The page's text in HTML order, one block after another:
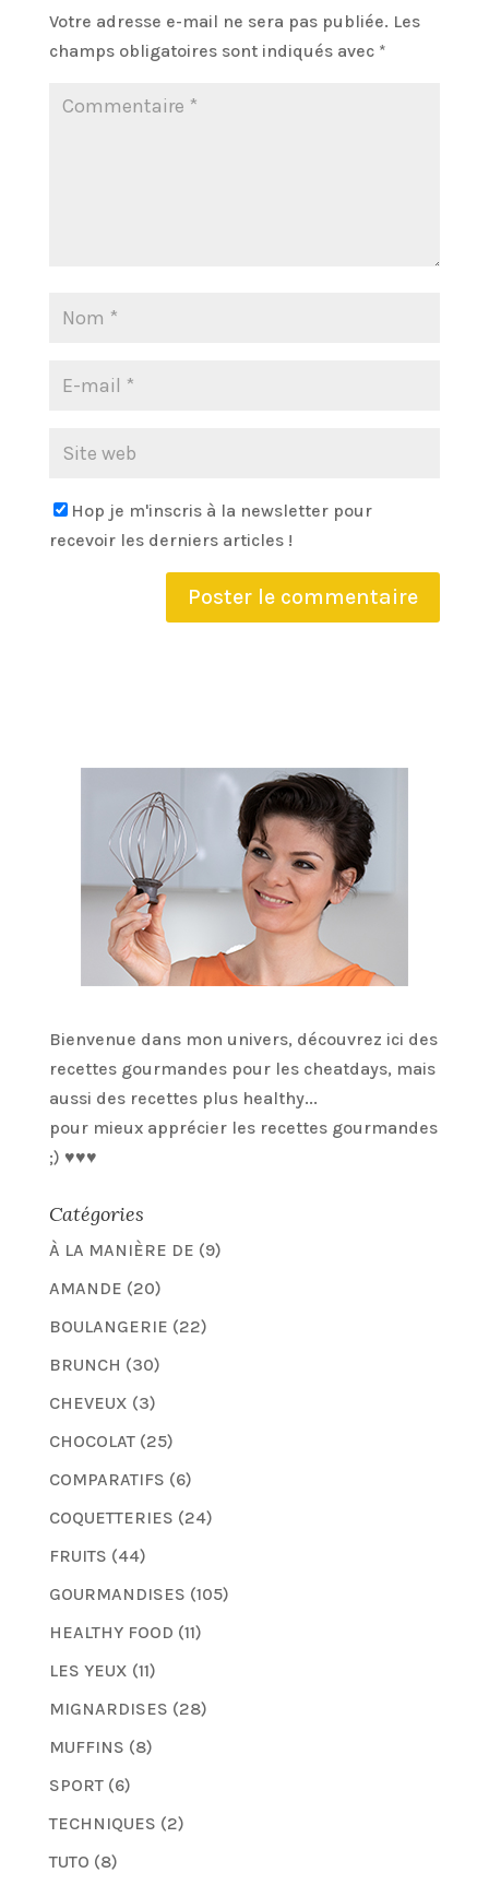
Votre adresse e-mail ne sera pas publiée. Les
champs obligatoires sont indiqués avec *
Hop je m'inscris à la newsletter pour
recevoir les derniers articles !
Bienvenue dans mon univers, découvrez ici des
recettes gourmandes pour les cheatdays, mais
aussi des recettes plus healthy...
pour mieux apprécier les recettes gourmandes
;) ♥♥♥
Catégories
À LA MANIÈRE DE (9)
AMANDE (20)
BOULANGERIE (22)
BRUNCH (30)
CHEVEUX (3)
CHOCOLAT(25)
COMPARATIFS (6)
COQUETTERIES (24)
FRUITS (44)
GOURMANDISES (105)
HEALTHY FOOD (11)
LES YEUX (11)
MIGNARDISES (28)
MUFFINS (8)
SPORT(6)
TECHNIQUES (2)
TUTO (8)